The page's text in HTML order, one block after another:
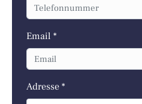
Email *
Adresse *